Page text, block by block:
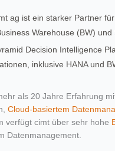
ag ist ein starker Partner
Warehouse (BW) und
Decision Intelligence
inklusive HANA und
als 20 Jahre Erfahrung
Cloud-basiertem
verfügt cimt über sehr hohe
Datenmanagement.